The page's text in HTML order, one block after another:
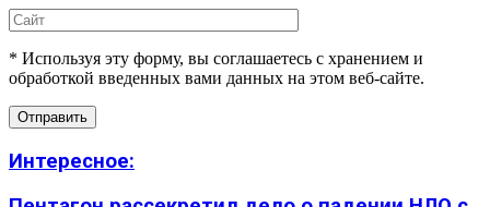
* Используя эту форму, вы соглашаетесь с хранением и
обработкой введенных вами данных на этом веб-сайте.
Интересное: